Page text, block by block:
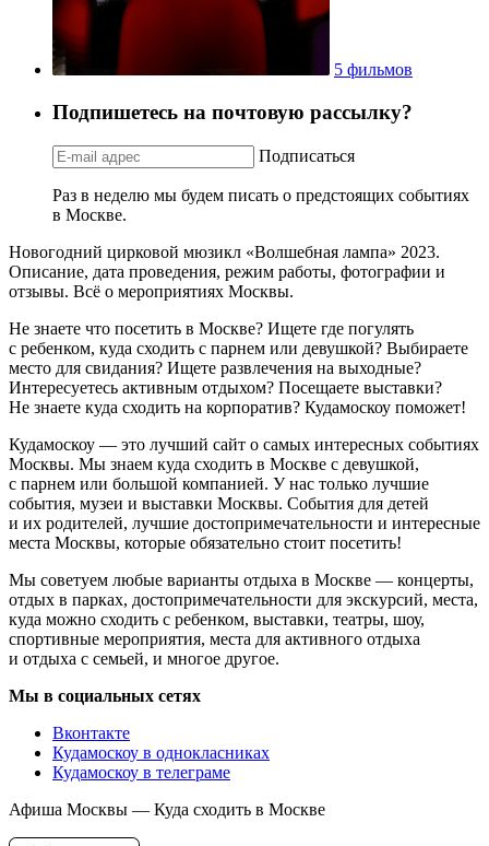
5 фильмов
Подпишетесь на почтовую рассылку?
Подписаться
Раз в неделю мы будем писать о предстоящих событиях
в Москве.
Новогодний цирковой мюзикл «Волшебная лампа» 2023.
Описание, дата проведения, режим работы, фотографии и
отзывы. Всё о мероприятиях Москвы.
Не знаете что посетить в Москве? Ищете где погулять
с ребенком, куда сходить с парнем или девушкой? Выбираете
место для свидания? Ищете развлечения на выходные?
Интересуетесь активным отдыхом? Посещаете выставки?
Не знаете куда сходить на корпоратив? Кудамоскоу поможет!
Кудамоскоу — это лучший сайт о самых интересных событиях
Москвы. Мы знаем куда сходить в Москве с девушкой,
с парнем или большой компанией. У нас только лучшие
события, музеи и выставки Москвы. События для детей
и их родителей, лучшие достопримечательности и интересные
места Москвы, которые обязательно стоит посетить!
Мы советуем любые варианты отдыха в Москве — концерты,
отдых в парках, достопримечательности для экскурсий, места,
куда можно сходить с ребенком, выставки, театры, шоу,
спортивные мероприятия, места для активного отдыха
и отдыха с семьей, и многое другое.
Мы в социальных сетях
Вконтакте
Кудамоскоу в однокласниках
Кудамоскоу в телеграме
Афиша Москвы — Куда сходить в Москве